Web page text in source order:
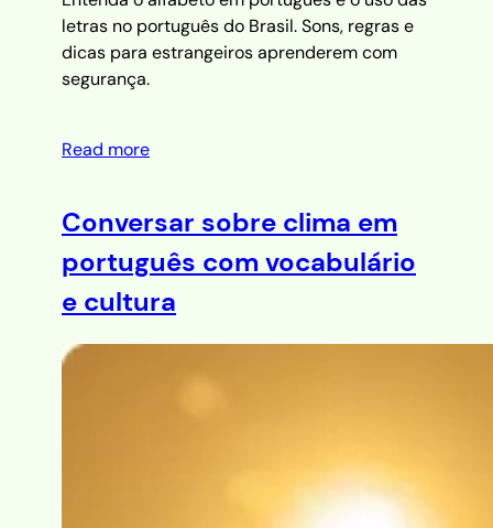
letras no português do Brasil. Sons, regras e
dicas para estrangeiros aprenderem com
segurança.
Read more
Conversar sobre clima em
português com vocabulário
e cultura